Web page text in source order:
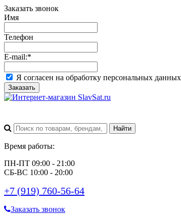
Заказать звонок
Имя
Телефон
E-mail:*
Я согласен на обработку персональных
Заказать
Время работы:
ПН-ПТ 09:00 - 21:00
СБ-ВС 10:00 - 20:00
+7 (919) 760-56-64
Заказать звонок